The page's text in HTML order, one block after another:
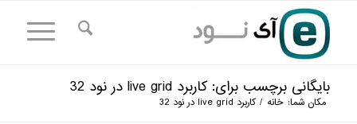
بایگانی برچسب برای: کاربرد live grid در نود 32
مکان شما: خانه / کاربرد live grid در نود 32